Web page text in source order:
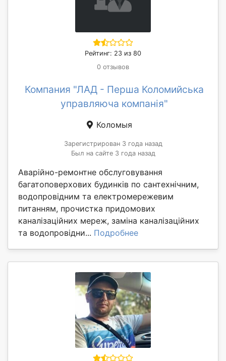
Рейтинг: 23 из 80
0 отзывов
Компания "ЛАД - Перша Коломийська
управляюча компанія"
Коломыя
Зарегистрирован 3 года назад
Был на сайте 3 года назад
Аварійно-ремонтне обслуговування
багатоповерхових будинків по сантехнічним,
водопровідним та електромережевим
питанням, прочистка придомових
каналізаційних мереж, заміна каналізаційних
та водопровідни... Подробнее